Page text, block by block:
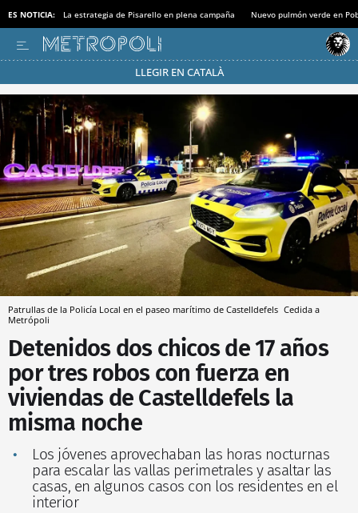
ES NOTICIA: La estrategia de Pisarello en plena campaña Nuevo pulmón verde en
LLEGIR EN CATALÀ
Pásate al MODO AHORRO
Patrullas de la Policía Local en el paseo marítimo de Castelldefels Cedida a
Metrópoli
Detenidos dos chicos de 17 años
por tres robos con fuerza en
viviendas de Castelldefels la
misma noche
Los jóvenes aprovechaban las horas nocturnas
para escalar las vallas perimetrales y asaltar las
casas, en algunos casos con los residentes en el
interior